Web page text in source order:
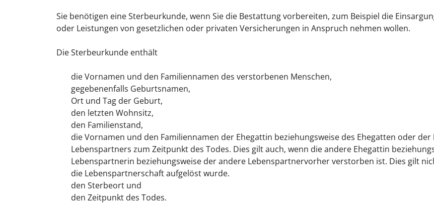
Sie benötigen eine Sterbeurkunde, wenn Sie die Bestattung vorbereiten, zum Beispiel die
oder Leistungen von gesetzlichen oder privaten Versicherungen in Anspruch nehmen wollen.
Die Sterbeurkunde enthält
die Vornamen und den Familiennamen des verstorbenen Menschen,
gegebenenfalls Geburtsnamen,
Ort und Tag der Geburt,
den letzten Wohnsitz,
den Familienstand,
die Vornamen und den Familiennamen der Ehegattin beziehungsweise des Ehegatten oder
Lebenspartners zum Zeitpunkt des Todes. Dies gilt auch, wenn die andere Ehegattin
Lebenspartnerin beziehungsweise der andere Lebenspartnervorher verstorben ist. Dies gilt
die Lebenspartnerschaft aufgelöst wurde.
den Sterbeort und
den Zeitpunkt des Todes.